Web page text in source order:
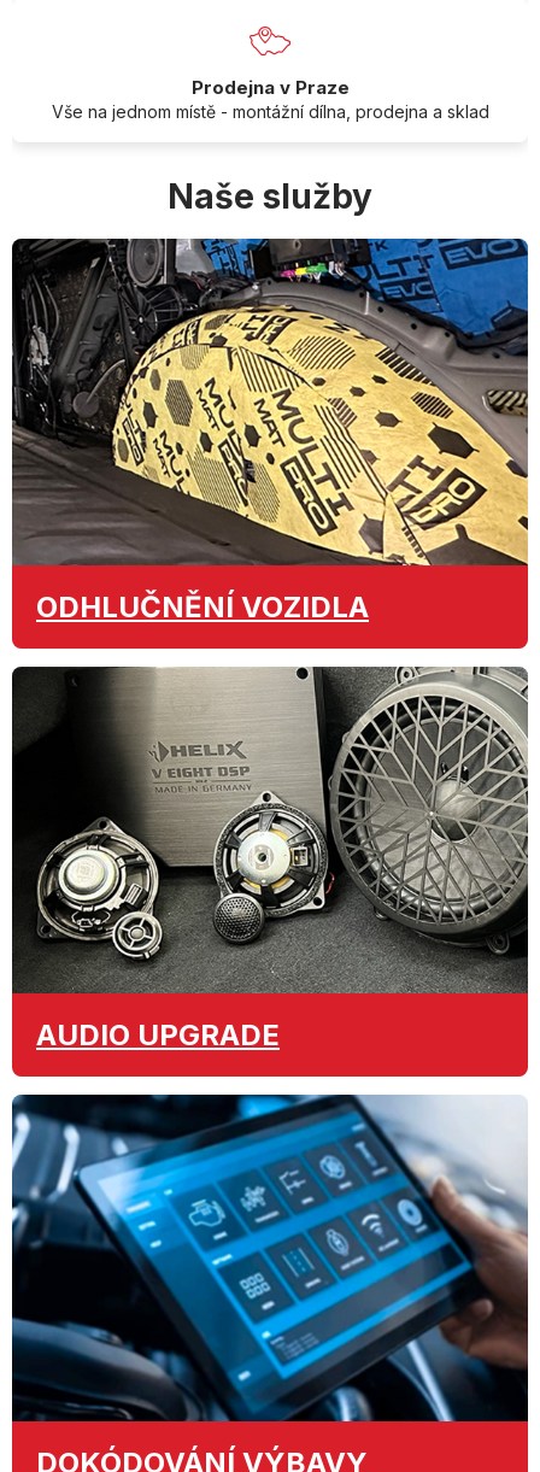
Prodejna v Praze
Vše na jednom místě - montážní dílna, prodejna a sklad
Naše služby
ODHLUČNĚNÍ VOZIDLA
AUDIO UPGRADE
DOKÓDOVÁNÍ VÝBAVY